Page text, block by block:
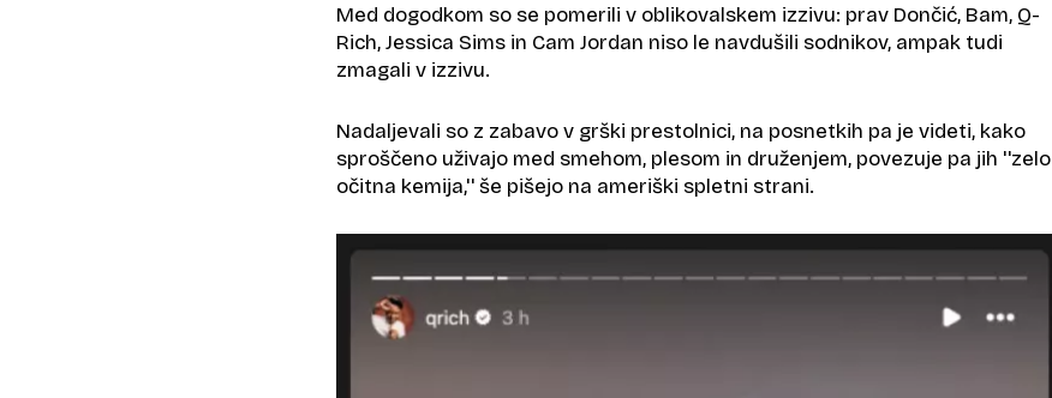
Med dogodkom so se pomerili v oblikovalskem izzivu: prav Dončić, Bam, Q-
Rich, Jessica Sims in Cam Jordan niso le navdušili sodnikov, ampak tudi
zmagali v izzivu.
Nadaljevali so z zabavo v grški prestolnici, na posnetkih pa je videti, kako
sproščeno uživajo med smehom, plesom in druženjem, povezuje pa jih ''zelo
očitna kemija,'' še pišejo na ameriški spletni strani.